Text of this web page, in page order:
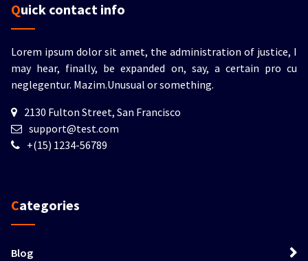
Quick contact info
Lorem ipsum dolor sit amet, the administration of justice, I
may hear, finally, be expanded on, say, a certain pro cu
neglegentur. Mazim.Unusual or something.
2130 Fulton Street, San Francisco
support@test.com
+(15) 1234-56789
Categories
Blog